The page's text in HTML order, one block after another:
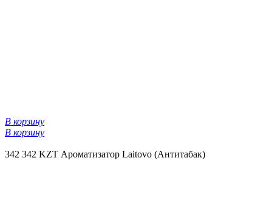
В корзину
В корзину
342 342 KZT Ароматизатор Laitovo (Антитабак)